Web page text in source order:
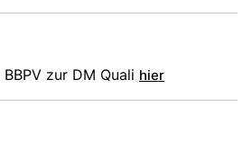
zur DM Quali hier